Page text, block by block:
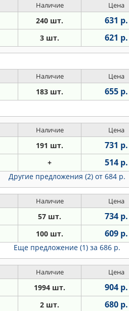
Наличие Цена
240 шт. 631 р.
3 шт. 621 р.
Наличие Цена
183 шт. 655 р.
Наличие Цена
191 шт. 731 р.
+ 514 р.
Другие предложения (2) от 684 р.
Наличие Цена
57 шт. 734 р.
100 шт. 609 р.
Еще предложение (1) за 686 р.
Наличие Цена
1994 шт. 904 р.
2 шт. 680 р.